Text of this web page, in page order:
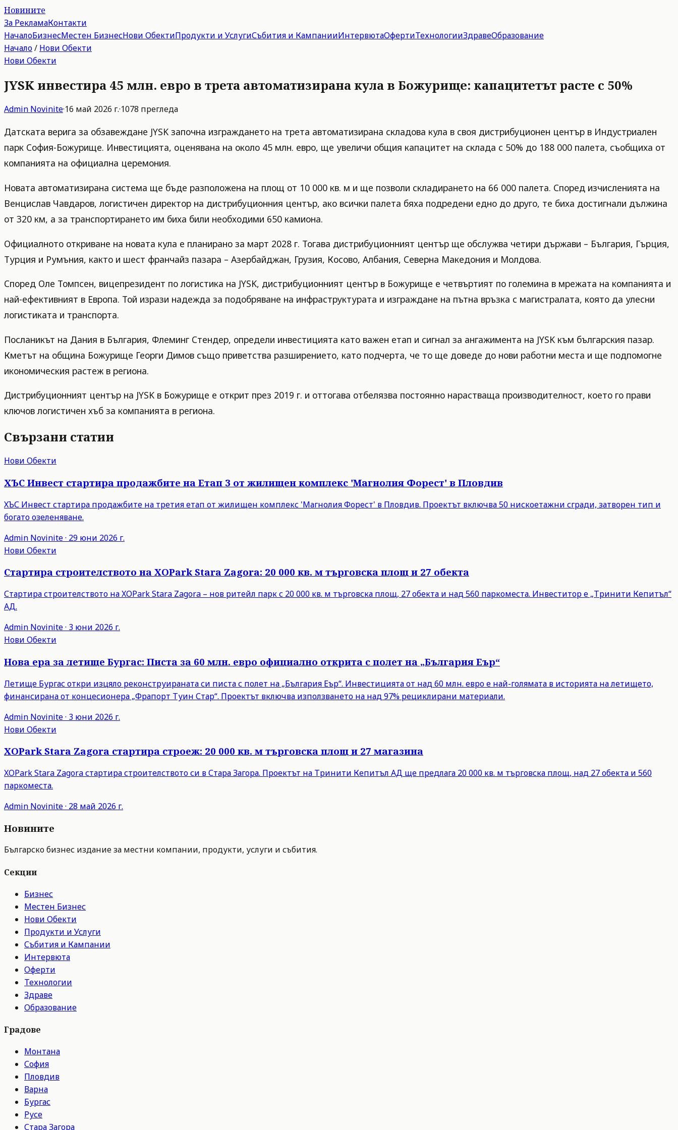
Новините
За РекламаКонтакти
НачалоБизнесМестен БизнесНови ОбектиПродукти и УслугиСъбития и КампанииИнтервютаОфертиТехнологииЗдравеОбразование
Начало/ Нови Обекти
Нови Обекти
JYSK инвестира 45 млн. евро в трета автоматизирана кула в Божурище: капацитетът расте с 50%
Admin Novinite·16 май 2026 г.·1078 прегледа
Датската верига за обзавеждане JYSK започна изграждането на трета автоматизирана складова кула в своя дистрибуционен център в Индустриален
парк София-Божурище. Инвестицията, оценявана на около 45 млн. евро, ще увеличи общия капацитет на склада с 50% до 188 000 палета, съобщиха от
компанията на официална церемония.
Новата автоматизирана система ще бъде разположена на площ от 10 000 кв. м и ще позволи складирането на 66 000 палета. Според изчисленията на
Венцислав Чавдаров, логистичен директор на дистрибуционния център, ако всички палета бяха подредени едно до друго, те биха достигнали дължина
от 320 км, а за транспортирането им биха били необходими 650 камиона.
Официалното откриване на новата кула е планирано за март 2028 г. Тогава дистрибуционният център ще обслужва четири държави – България, Гърция,
Турция и Румъния, както и шест франчайз пазара – Азербайджан, Грузия, Косово, Албания, Северна Македония и Молдова.
Според Оле Томпсен, вицепрезидент по логистика на JYSK, дистрибуционният център в Божурище е четвъртият по големина в мрежата на компанията и
най-ефективният в Европа. Той изрази надежда за подобряване на инфраструктурата и изграждане на пътна връзка с магистралата, която да улесни
логистиката и транспорта.
Посланикът на Дания в България, Флеминг Стендер, определи инвестицията като важен етап и сигнал за ангажимента на JYSK към българския пазар.
Кметът на община Божурище Георги Димов също приветства разширението, като подчерта, че то ще доведе до нови работни места и ще подпомогне
икономическия растеж в региона.
Дистрибуционният център на JYSK в Божурище е открит през 2019 г. и оттогава отбелязва постоянно нарастваща производителност, което го прави
ключов логистичен хъб за компанията в региона.
Свързани статии
Нови Обекти
ХЪС Инвест стартира продажбите на Етап 3 от жилищен комплекс 'Магнолия Форест' в Пловдив
ХЪС Инвест стартира продажбите на третия етап от жилищен комплекс 'Магнолия Форест' в Пловдив. Проектът включва 50 нискоетажни сгради, затворен тип и
богато озеленяване.
Admin Novinite· 29 юни 2026 г.
Нови Обекти
Стартира строителството на XOPark Stara Zagora: 20 000 кв. м търговска площ и 27 обекта
Стартира строителството на XOPark Stara Zagora – нов ритейл парк с 20 000 кв. м търговска площ, 27 обекта и над 560 паркоместа. Инвеститор е „Тринити Кепитъл“
АД.
Admin Novinite· 3 юни 2026 г.
Нови Обекти
Нова ера за летище Бургас: Писта за 60 млн. евро официално открита с полет на „България Еър“
Летище Бургас откри изцяло реконструираната си писта с полет на „България Еър“. Инвестицията от над 60 млн. евро е най-голямата в историята на летището,
финансирана от концесионера „Фрапорт Туин Стар“. Проектът включва използването на над 97% рециклирани материали.
Admin Novinite· 3 юни 2026 г.
Нови Обекти
XOPark Stara Zagora стартира строеж: 20 000 кв. м търговска площ и 27 магазина
XOPark Stara Zagora стартира строителството си в Стара Загора. Проектът на Тринити Кепитъл АД ще предлага 20 000 кв. м търговска площ, над 27 обекта и 560
паркоместа.
Admin Novinite· 28 май 2026 г.
Новините
Българско бизнес издание за местни компании, продукти, услуги и събития.
Секции
Бизнес
Местен Бизнес
Нови Обекти
Продукти и Услуги
Събития и Кампании
Интервюта
Оферти
Технологии
Здраве
Образование
Градове
Монтана
София
Пловдив
Варна
Бургас
Русе
Стара Загора